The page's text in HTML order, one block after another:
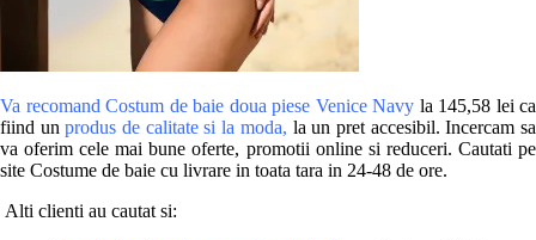
Va recomand Costum de baie doua piese Venice Navy la 145,58 lei ca
fiind unprodus de calitate si la moda, la un pret accesibil. Incercam sa
va oferim cele mai bune oferte, promotii online si reduceri. Cautati pe
site Costume de baie cu livrare in toata tara in 24-48 de ore.
Alti clienti au cautat si: